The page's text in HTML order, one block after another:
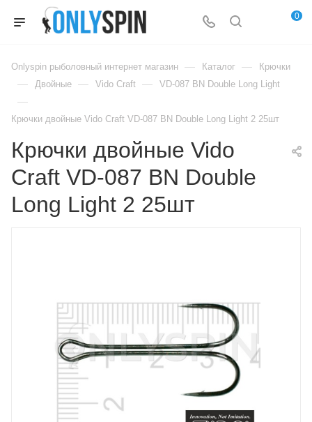
0
Onlyspin рыболовный интернет магазин — Каталог — Крючки
— Двойные — Vido Craft — VD-087 BN Double Long Light
—
Крючки двойные Vido Craft VD-087 BN Double Long Light 2 25шт
Крючки двойные Vido
Craft VD-087 BN Double
Long Light 2 25шт